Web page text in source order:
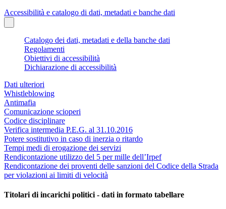
Accessibilità e catalogo di dati, metadati e banche dati
Catalogo dei dati, metadati e della banche dati
Regolamenti
Obiettivi di accessibilità
Dichiarazione di accessibilità
Dati ulteriori
Whistleblowing
Antimafia
Comunicazione scioperi
Codice disciplinare
Verifica intermedia P.E.G. al 31.10.2016
Potere sostitutivo in caso di inerzia o ritardo
Tempi medi di erogazione dei servizi
Rendicontazione utilizzo del 5 per mille dell’Irpef
Rendicontazione dei proventi delle sanzioni del Codice della Strada
per violazioni ai limiti di velocità
Titolari di incarichi politici - dati in formato tabellare